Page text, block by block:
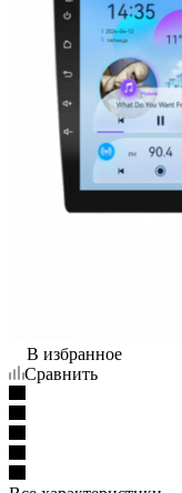
В избранное
Сравнить